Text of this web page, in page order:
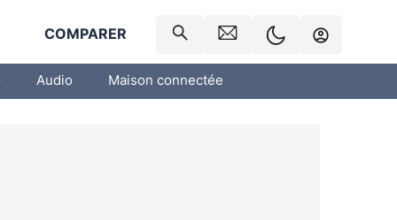
COMPARER
Audio Maison connectée